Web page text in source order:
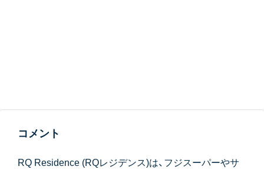
コメント
RQ Residence (RQレジデンス)は、フジスーパーやサ